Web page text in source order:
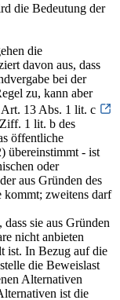
die Bedeutung der
die
davon aus, dass
bei der
zu, kann aber
13 Abs. 1 lit. c
1 lit. b des
öffentliche
übereinstimmt - ist
oder
aus Gründen des
kommt; zweitens darf
sie aus Gründen
nicht anbieten
ist. In Bezug auf die
die Beweislast
Alternativen
ist die